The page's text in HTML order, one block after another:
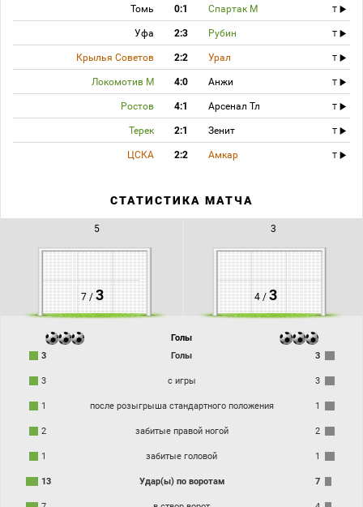
Томь 0:1 Спартак М T
Уфа 2:3 Рубин T
Крылья Советов 2:2 Урал T
Локомотив М 4:0 Анжи T
Ростов 4:1 Арсенал Тл T
Терек 2:1 Зенит T
ЦСКА 2:2 Амкар T
СТАТИСТИКА МАТЧА
5
7 /3
3
4 /3
Голы
3
Голы 3
3 с игры 3
1 после розыгрыша стандартного положения 1
2 забитые правой ногой 2
1 забитые головой 1
13 Удар(ы) по воротам 7